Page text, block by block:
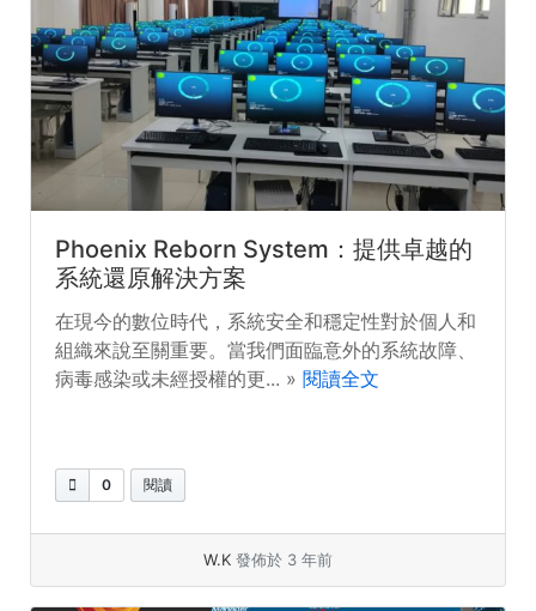
Phoenix Reborn System：提供卓越的
系統還原解決方案
在現今的數位時代，系統安全和穩定性對於個人和
組織來說至關重要。當我們面臨意外的系統故障、
病毒感染或未經授權的更... » 閱讀全文
0 閱讀
W.K 發佈於 3 年前